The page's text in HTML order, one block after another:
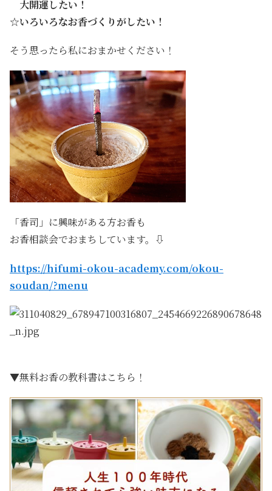
大開運したい！
☆いろいろなお香づくりがしたい！
そう思ったら私におまかせください！
「香司」に興味がある方お香も
お香相談会でおまちしています。⇩
https://hifumi-okou-academy.com/okou-
soudan/?menu
▼無料お香の教科書はこちら！